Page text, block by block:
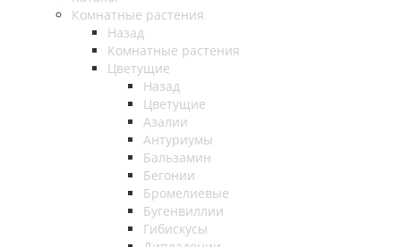
Комнатные растения
Назад
Комнатные растения
Цветущие
Назад
Цветущие
Азалии
Антуриумы
Бальзамин
Бегонии
Бромелиевые
Бугенвиллии
Гибискусы